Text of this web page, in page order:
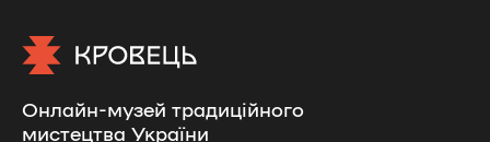
Онлайн-музей традиційного
мистецтва України